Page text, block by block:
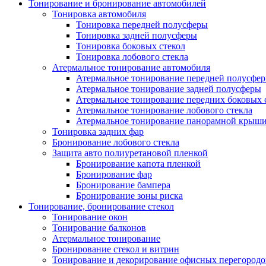
Тонирование и бронирование автомобилей
Тонировка автомобиля
Тонировка передней полусферы
Тонировка задней полусферы
Тонировка боковых стекол
Тонировка лобового стекла
Атермальное тонирование автомобиля
Атермальное тонирование передней
Атермальное тонирование задней полусферы
Атермальное тонирование передних боковых
Атермальное тонирование лобового стекла
Атермальное тонирование панорамной крыши
Тонировка задних фар
Бронирование лобового стекла
Защита авто полиуретановой пленкой
Бронирование капота пленкой
Бронирование фар
Бронирование бампера
Бронирование зоны риска
Тонирование, бронирование стекол
Тонирование окон
Тонирование балконов
Атермальное тонирование
Бронирование стекол и витрин
Тонирование и декорирование офисных